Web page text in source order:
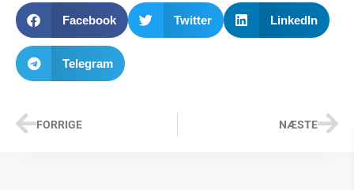
Facebook Twitter LinkedIn
Telegram
FORRIGE NÆSTE